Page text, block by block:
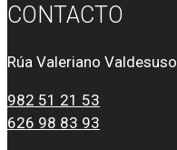
CONTACTO
Rúa Valeriano
982 51 21 53
626 98 83 93